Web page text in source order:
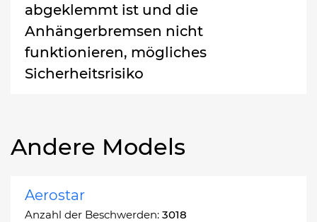
abgeklemmt ist und die
Anhängerbremsen nicht
funktionieren, mögliches
Sicherheitsrisiko
Andere Models
Aerostar
Anzahl der Beschwerden: 3018